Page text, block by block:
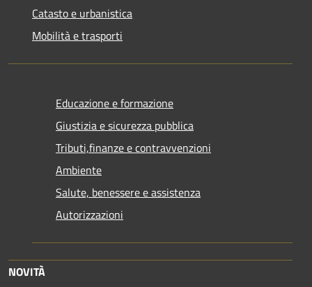
Catasto e urbanistica
Mobilità e trasporti
Educazione e formazione
Giustizia e sicurezza pubblica
Tributi,finanze e contravvenzioni
Ambiente
Salute, benessere e assistenza
Autorizzazioni
NOVITÀ